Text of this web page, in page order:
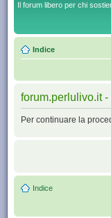
Il forum libero per chi
Indice
forum.perlulivo.it
Per continuare la
Indice